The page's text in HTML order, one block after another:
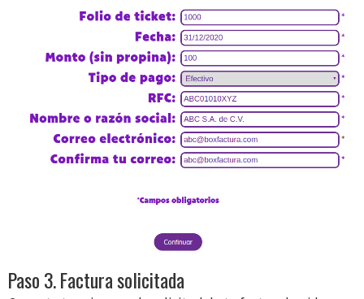
Paso 3. Factura solicitada